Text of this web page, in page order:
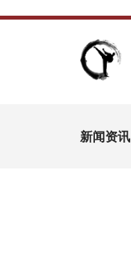
新闻资讯